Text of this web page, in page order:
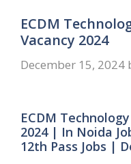
ECDM
Vacancy 2024
December 15, 2024
ECDM
2024 | In Noida
12th Pass Jobs |